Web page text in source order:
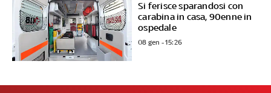
Si ferisce sparandosi con
carabina in casa, 90enne in
ospedale
08 gen - 15:26